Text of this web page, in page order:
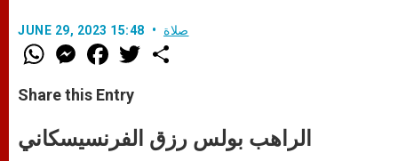
JUNE 29, 2023 15:48 صلاة
W
h
t
s
p
p
M
e
s
e
e
F
a
e
b
k
w
Share this Entry
الراهب بولس رزق الفرنسيسكاني